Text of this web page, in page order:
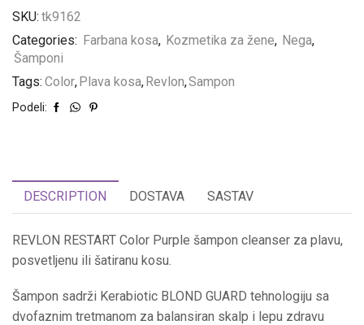
SKU: tk9162
Categories: Farbana kosa, Kozmetika za žene, Nega,
Šamponi
Tags: Color,Plava kosa,Revlon,Sampon
Podeli:
Linija za jači pol. Oseti snagu preparata!
POGLEDAJ
DESCRIPTION DOSTAVA SASTAV
REVLON RESTART Color Purple šampon cleanser za plavu,
posvetljenu ili šatiranu kosu.
Šampon sadrži Kerabiotic BLOND GUARD tehnologiju sa
dvofaznim tretmanom za balansiran skalp i lepu zdravu